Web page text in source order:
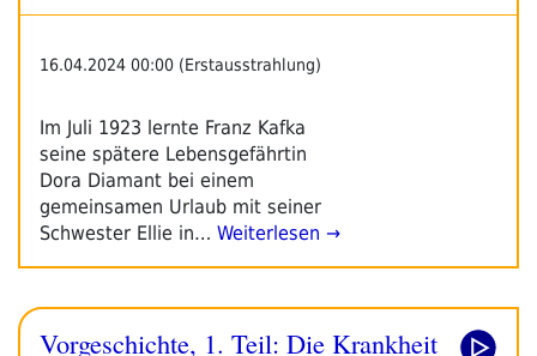
16.04.2024 00:00 (Erstausstrahlung)
Im Juli 1923 lernte Franz Kafka
seine spätere Lebensgefährtin
Dora Diamant bei einem
gemeinsamen Urlaub mit seiner
Schwester Ellie in… Weiterlesen →
Vorgeschichte, 1. Teil: Die Krankheit